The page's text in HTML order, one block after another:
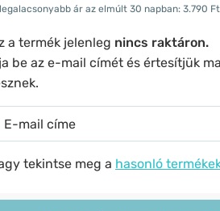
ár az elmúlt 30 napban: 3.790 Ft
a termék jelenleg nincs raktáron.
be az e-mail címét és értesítjük
tekintse meg a hasonló